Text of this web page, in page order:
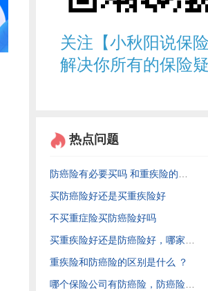
关注【小秋阳说保险
解决你所有的保险
热点问题
防癌险有必要买吗 和重疾险的区别是什么
买防癌险好还是买重疾险好
不买重症险买防癌险好吗
买重疾险好还是防癌险好，哪家保险公司的
重疾险和防癌险的区别是什么 ？
哪个保险公司有防癌险，防癌险哪个保险公司买靠谱